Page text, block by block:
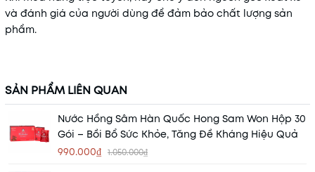
và đánh giá của người dùng để đảm bảo chất lượng sản
phẩm.
SẢN PHẨM LIÊN QUAN
Nước Hồng Sâm Hàn Quốc Hong Sam Won Hộp 30
Gói – Bồi Bổ Sức Khỏe, Tăng Đề Kháng Hiệu Quả
990.000₫ 1.050.000₫